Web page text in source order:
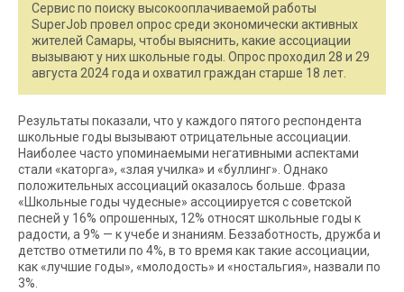
Сервис по поиску высокооплачиваемой работы
SuperJob провел опрос среди экономически активных
жителей Самары, чтобы выяснить, какие ассоциации
вызывают у них школьные годы. Опрос проходил 28 и 29
августа 2024 года и охватил граждан старше 18 лет.
Результаты показали, что у каждого пятого респондента
школьные годы вызывают отрицательные ассоциации.
Наиболее часто упоминаемыми негативными аспектами
стали «каторга», «злая училка» и «буллинг». Однако
положительных ассоциаций оказалось больше. Фраза
«Школьные годы чудесные» ассоциируется с советской
песней у 16% опрошенных, 12% относят школьные годы к
радости, а 9% — к учебе и знаниям. Беззаботность, дружба и
детство отметили по 4%, в то время как такие ассоциации,
как «лучшие годы», «молодость» и «ностальгия», назвали по
3%.